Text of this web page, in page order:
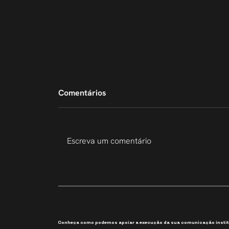
Comentários
Escreva um comentário
Conheça como podemos apoiar a execução da sua comunicação